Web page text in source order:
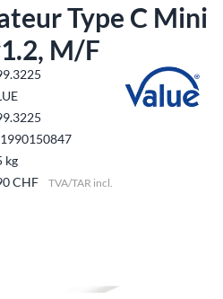
Type C Mini
M/F
kg
CHF TVA/TAR incl.